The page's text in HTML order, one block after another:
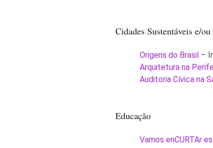
Cidades Sustentáveis e/
Origens do Brasil –
Arquitetura na
Auditoria Cívica na
Educação
Vamos enCURTAr